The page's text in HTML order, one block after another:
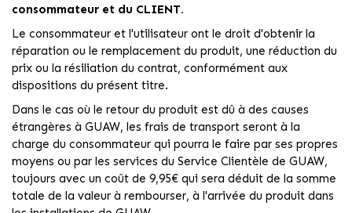
consommateur et du CLIENT.
Le consommateur et l'utilisateur ont le droit d'obtenir la
réparation ou le remplacement du produit, une réduction du
prix ou la résiliation du contrat, conformément aux
dispositions du présent titre.
Dans le cas où le retour du produit est dû à des causes
étrangères à GUAW, les frais de transport seront à la
charge du consommateur qui pourra le faire par ses propres
moyens ou par les services du Service Clientèle de GUAW,
toujours avec un coût de 9,95€ qui sera déduit de la somme
totale de la valeur à rembourser, à l'arrivée du produit dans